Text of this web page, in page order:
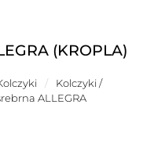
(KROPLA)
/
Kolczyki /
ALLEGRA